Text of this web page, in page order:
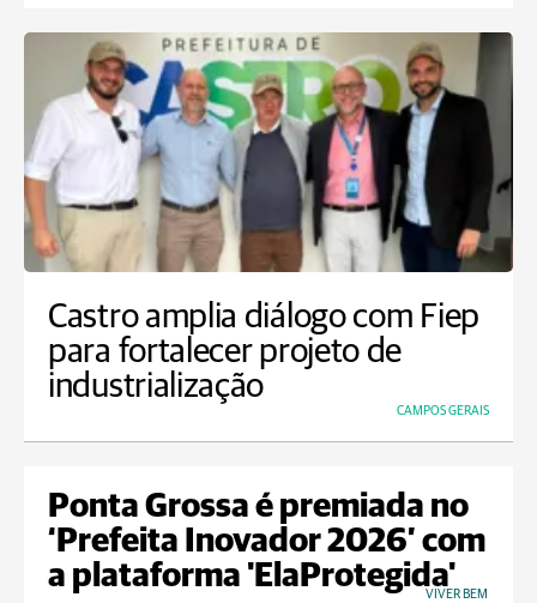
Castro amplia diálogo com Fiep
para fortalecer projeto de
industrialização
CAMPOS GERAIS
Ponta Grossa é premiada no
‘Prefeita Inovador 2026’ com
a plataforma 'ElaProtegida'
VIVER BEM